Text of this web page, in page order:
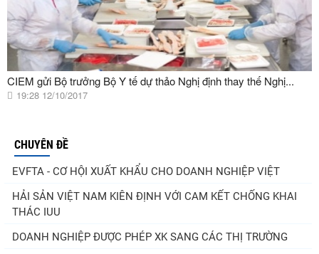
CIEM gửi Bộ trưởng Bộ Y tế dự thảo Nghị định thay thế Nghị...
19:28 12/10/2017
CHUYÊN ĐỀ
EVFTA - CƠ HỘI XUẤT KHẨU CHO DOANH NGHIỆP VIỆT
HẢI SẢN VIỆT NAM KIÊN ĐỊNH VỚI CAM KẾT CHỐNG KHAI
THÁC IUU
DOANH NGHIỆP ĐƯỢC PHÉP XK SANG CÁC THỊ TRƯỜNG